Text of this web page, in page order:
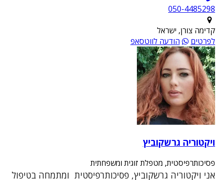
050-4485298
קדימה צורן, ישראל
לפרטים
הודעה לווטסאפ
ויקטוריה גרשקוביץ
פסיכותרפיסטית, מטפלת זוגית ומשפחתית
אני ויקטוריה גרשקוביץ, פסיכותרפיסטית ומתמחה בטיפול